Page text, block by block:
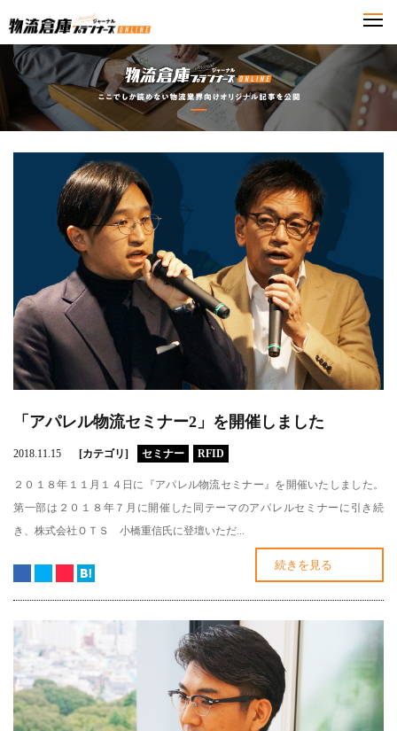
「アパレル物流セミナー2」を開催しました
2018.11.15 [カテゴリ] セミナー RFID
２０１８年１１月１４日に『アパレル物流セミナー』を開催いたしました。
第一部は２０１８年７月に開催した同テーマのアパレルセミナーに引き続
き、株式会社ＯＴＳ 小橋重信氏に登壇いただ...
続きを見る